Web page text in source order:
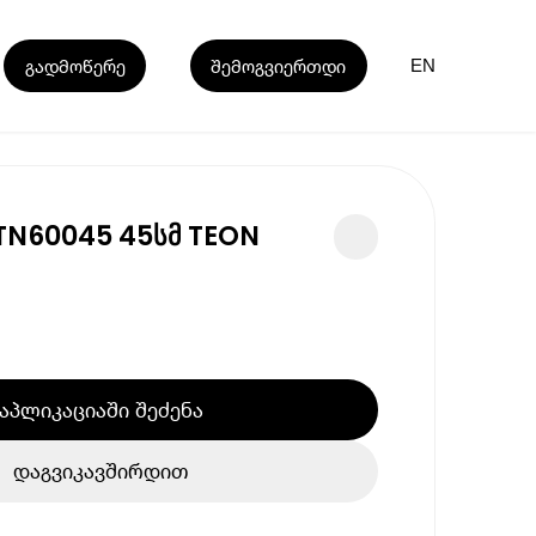
გადმოწერე შემოგვიერთდი EN
45სმ TEON
შეძენა
დაგვიკავშირდით